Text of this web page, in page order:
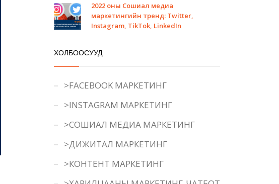
2022 оны Сошиал медиа
маркетингийн тренд: Twitter,
Instagram, TikTok, LinkedIn
ХОЛБООСУУД
>FACEBOOK МАРКЕТИНГ
>INSTAGRAM МАРКЕТИНГ
>СОШИАЛ МЕДИА МАРКЕТИНГ
>ДИЖИТАЛ МАРКЕТИНГ
>КОНТЕНТ МАРКЕТИНГ